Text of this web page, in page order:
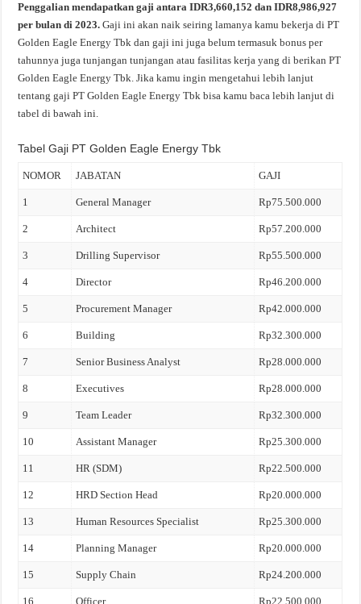
Penggalian mendapatkan gaji antara IDR3,660,152 dan IDR8,986,927
per bulan di 2023.Gaji ini akan naik seiring lamanya kamu bekerja di PT
Golden Eagle Energy Tbk dan gaji ini juga belum termasuk bonus per
tahunnya juga tunjangan tunjangan atau fasilitas kerja yang di berikan PT
Golden Eagle Energy Tbk. Jika kamu ingin mengetahui lebih lanjut
tentang gaji PT Golden Eagle Energy Tbk bisa kamu baca lebih lanjut di
tabel di bawah ini.
Tabel Gaji PT Golden Eagle Energy Tbk
NOMOR JABATAN GAJI
1 General Manager Rp75.500.000
2 Architect Rp57.200.000
3 Drilling Supervisor Rp55.500.000
4 Director Rp46.200.000
5 Procurement Manager Rp42.000.000
6 Building Rp32.300.000
7 Senior Business Analyst Rp28.000.000
8 Executives Rp28.000.000
9 Team Leader Rp32.300.000
10 Assistant Manager Rp25.300.000
11 HR (SDM) Rp22.500.000
12 HRD Section Head Rp20.000.000
13 Human Resources Specialist Rp25.300.000
14 Planning Manager Rp20.000.000
15 Supply Chain Rp24.200.000
16 Officer Rp22.500.000